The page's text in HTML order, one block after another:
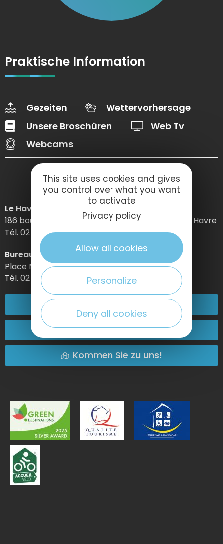
Praktische Information
Gezeiten
Wettervorhersage
Unsere Broschüren
Web Tv
Webcams
Le Havre Etretat Normandie Tourisme
186 boulevard Clemenceau – BP 649 – 76059 Le Havre
Tél. 02 32 74 04 04 –
Bureau d’information d’Etretat
Place Maurice Guillard – 76790 Étretat
Tél. 02 35 27 05 21
Kontakt
Kommen Sie zu uns!
This site uses cookies and gives
you control over what you want
to activate
Privacy policy
Allow all cookies
Personalize
Deny all cookies